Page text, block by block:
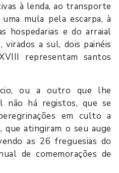
à lenda, ao transporte
mula pela escarpa, à
hospedarias e do arraial
a sul, dois painéis
representam santos
ou a outro que lhe
não há registos, que se
em culto a
que atingiram o seu auge
as 26 freguesias do
de comemorações de